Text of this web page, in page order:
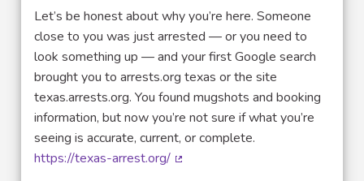
Let’s be honest about why you’re here. Someone
close to you was just arrested — or you need to
look something up — and your first Google search
brought you to arrests.org texas or the site
texas.arrests.org. You found mugshots and booking
information, but now you’re not sure if what you’re
seeing is accurate, current, or complete.
https://texas-arrest.org/